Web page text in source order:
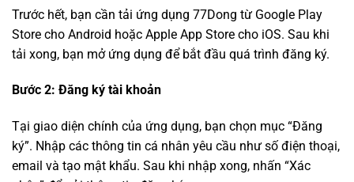
Trước hết, bạn cần tải ứng dụng 77Dong từ Google Play
Store cho Android hoặc Apple App Store cho iOS. Sau khi
tải xong, bạn mở ứng dụng để bắt đầu quá trình đăng ký.
Bước 2: Đăng ký tài khoản
Tại giao diện chính của ứng dụng, bạn chọn mục “Đăng
ký”. Nhập các thông tin cá nhân yêu cầu như số điện thoại,
email và tạo mật khẩu. Sau khi nhập xong, nhấn “Xác